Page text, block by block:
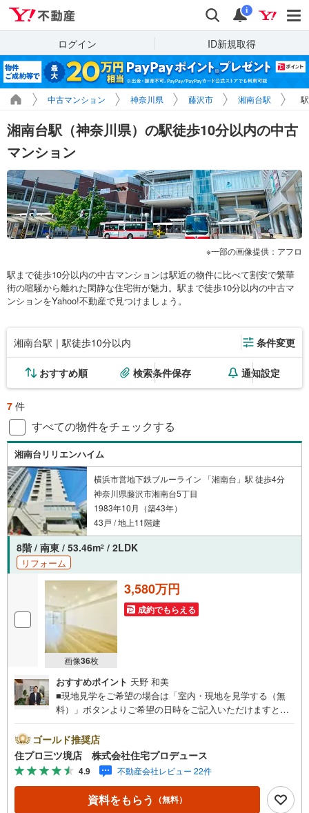
検索 通知
i
ログイン ID新規取得
中古マンション 神奈川県 藤沢市 湘南台駅
湘南台駅（神奈川県）の駅徒歩10分以内の中古
マンション
一部の画像提供：アフロ
駅まで徒歩10分以内の中古マンションは駅近の物件に比べて割安で繁華
街の喧騒から離れた閑静な住宅街が魅力。駅まで徒歩10分以内の中古マ
ンションをYahoo!不動産で見つけましょう。
湘南台駅｜駅徒歩10分以内 条件変更
おすすめ順 検索条件保存 通知設定
7 件
すべての物件をチェックする
湘南台リリエンハイム
横浜市営地下鉄ブルーライン 「湘南台」駅 徒歩4分
神奈川県藤沢市湘南台5丁目
1983年10月（築43年）
43戸 / 地上11階建
8階 / 南東 / 53.46m2 / 2LDK
リフォーム
画像36枚
3,580万円
成約でもらえる
おすすめポイント 天野 和美
■現地見学をご希望の場合は「室内・現地を見学する（無
料）」ボタンよりご希望の日時をご記入いただけますとス
リアに強い！ 住プロは、藤沢市・綾瀬市エリアの不動産売
買専門会社です！最新物件情報や当社限定で販売する物件
情報も多数ございますので、お気軽にお問合せ下さい！ ----
---------- 弊社独自の住宅ローン提案システム 弊社ではファ
イナンシャル専門スタッフによる【丁寧な資金アドバイ
ス】【ファイナンシャルプラン提案書の作成】を随時行っ
ゴールド推奨店
住プロ三ツ境店 株式会社住宅プロデュース
4.9 不動産会社レビュー 22件
資料をもらう （無料）